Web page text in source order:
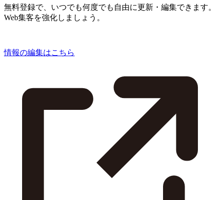
無料登録で、いつでも何度でも自由に更新・編集できます。
Web集客を強化しましょう。
情報の編集はこちら